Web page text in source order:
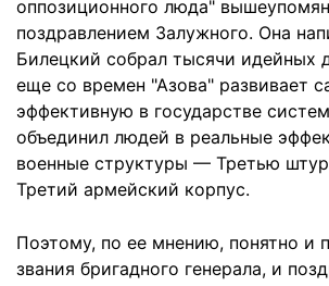
оппозиционного люда"
поздравлением Залужного. Она
Билецкий собрал тысячи идейных
еще со времен "Азова" развивает
эффективную в государстве
объединил людей в реальные
военные структуры — Третью
Третий армейский корпус.
Поэтому, по ее мнению, понятно и
звания бригадного генерала, и